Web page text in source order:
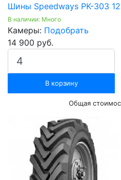
Шины Speedways PK-303
В наличии: Много
Камеры: Подобрать
14 900 руб.
В корзину
Общая